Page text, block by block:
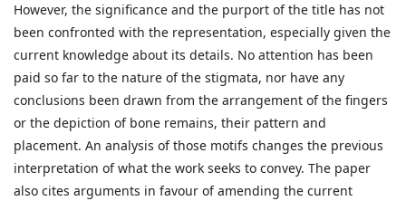
However, the significance and the purport of the title has not
been confronted with the representation, especially given the
current knowledge about its details. No attention has been
paid so far to the nature of the stigmata, nor have any
conclusions been drawn from the arrangement of the fingers
or the depiction of bone remains, their pattern and
placement. An analysis of those motifs changes the previous
interpretation of what the work seeks to convey. The paper
also cites arguments in favour of amending the current